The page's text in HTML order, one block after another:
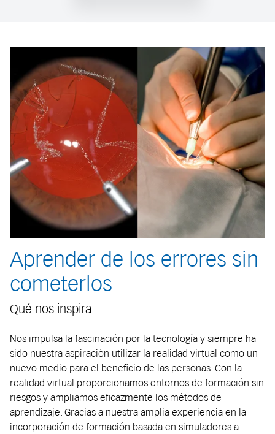
Aprender de los errores sin
cometerlos
Qué nos inspira
Nos impulsa la fascinación por la tecnología y siempre ha
sido nuestra aspiración utilizar la realidad virtual como un
nuevo medio para el beneficio de las personas. Con la
realidad virtual proporcionamos entornos de formación sin
riesgos y ampliamos eficazmente los métodos de
aprendizaje. Gracias a nuestra amplia experiencia en la
incorporación de formación basada en simuladores a